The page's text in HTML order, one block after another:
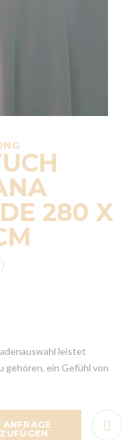
280 X
leistet
gehören, ein Gefühl von
ANFRAGE